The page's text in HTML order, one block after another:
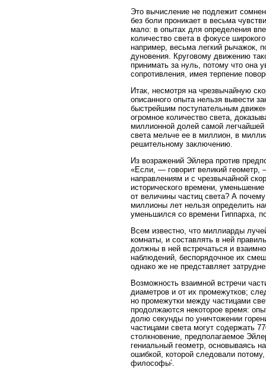
Это вычисление не подлежит
без боли проникает в весьма
мало: в опытах для определения
количество света в фокусе
например, весьма легкий рычажок,
дуновения. Круговому движению
принимать за нуль, потому что она
сопротивления, имея терпение
Итак, несмотря на чрезвычайную
описанного опыта нельзя вывести
быстрейшим поступательным
огромное количество света,
миллионной долей самой легчайшей
света мельче ее в миллион, в
решительному заключению.
Из возражений Эйлера против
«Если, — говорит великий геометр,
направлениям и с чрезвычайной
исторического времени,
от величины частиц света? А
миллионы лет нельзя определить
уменьшился со времени Гиппарха,
Всем известно, что миллиарды
комнаты, и составлять в ней
должны в ней встречаться и
наблюдений, беспорядочное их
однако же не представляет
Возможность взаимной встречи
диаметров и от их промежутков;
но промежутки между частицами
продолжаются некоторое время:
долю секунды по уничтожении
частицами света могут содержать
столкновение, предполагаемое
гениальный геометр, основываясь
ошибкой, которой следовали
философы*.